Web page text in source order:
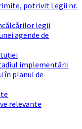
potrivit Legii nr.
legii
agende de
implementării
în planul de
relevante